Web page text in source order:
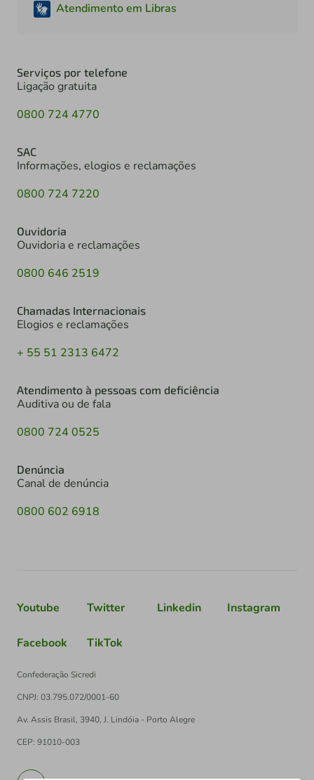
Atendimento em Libras
Serviços por telefone
Ligação gratuita
0800 724 4770
SAC
Informações, elogios e reclamações
0800 724 7220
Ouvidoria
Ouvidoria e reclamações
0800 646 2519
Chamadas Internacionais
Elogios e reclamações
+ 55 51 2313 6472
Atendimento à pessoas com deficiência
Auditiva ou de fala
0800 724 0525
Denúncia
Canal de denúncia
0800 602 6918
Youtube Twitter Linkedin Instagram
Facebook TikTok
Confederação Sicredi
CNPJ: 03.795.072/0001-60
Av. Assis Brasil, 3940, J. Lindóia - Porto Alegre
CEP: 91010-003